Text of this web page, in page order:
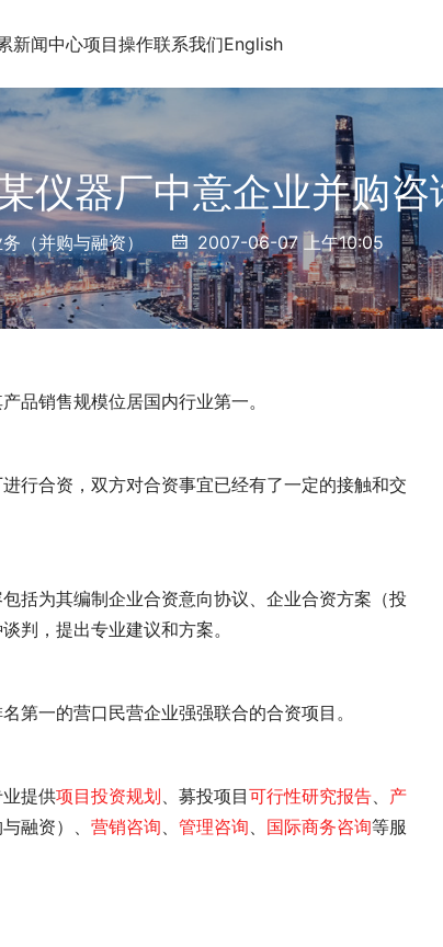
新闻中心项目操作联系我们English
仪器厂中意企业并购咨
（并购与融资） 2007-06-07 上午10:05
品销售规模位居国内行业第一。
行合资，双方对合资事宜已经有了一定的接触和交
括为其编制企业合资意向协议、企业合资方案（投
判，提出专业建议和方案。
第一的营口民营企业强强联合的合资项目。
提供项目投资规划、募投项目可行性研究报告、 产
融资）、 营销咨询、 管理咨询、 国际商务咨询等服